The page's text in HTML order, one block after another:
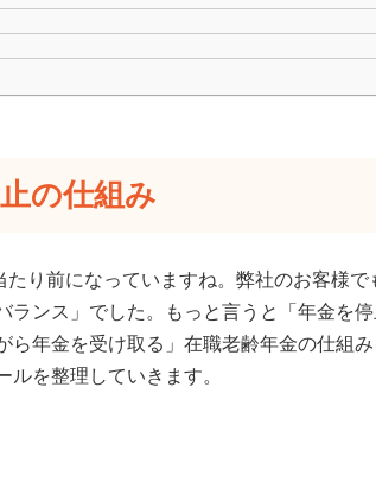
の仕組み
たり前になっていますね。弊社のお客様
ランス」でした。もっと言うと「年金を
ら年金を受け取る」在職老齢年金の仕組
を整理していきます。